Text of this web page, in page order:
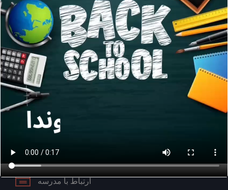
View All
تور مجازی مدرسه
ارتباط با مدرسه